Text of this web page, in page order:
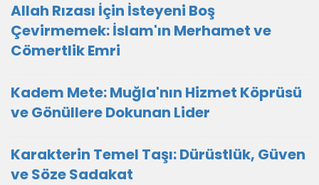
Allah Rızası İçin İsteyeni Boş
Çevirmemek: İslam'ın Merhamet ve
Cömertlik Emri
Kadem Mete: Muğla'nın Hizmet Köprüsü
ve Gönüllere Dokunan Lider
Karakterin Temel Taşı: Dürüstlük, Güven
ve Söze Sadakat